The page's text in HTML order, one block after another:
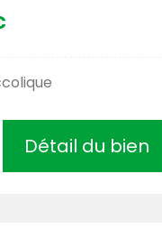
Détail du bien